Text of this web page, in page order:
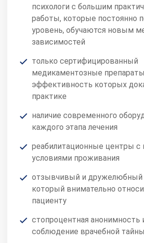
психологи с большим
работы, которые постоянно
уровень, обучаются новым
зависимостей
только сертифицированный
медикаментозные
эффективность которых
практике
наличие современного
каждого этапа лечения
реабилитационные центры
условиями проживания
отзывчивый и дружелюбный
который внимательно
пациенту
стопроцентная анонимность
соблюдение врачебной тайны